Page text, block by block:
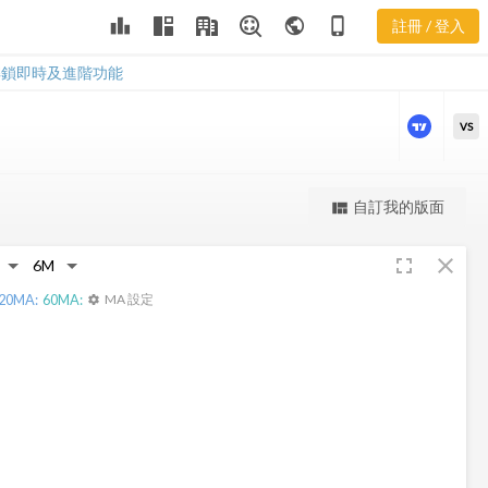
leaderboard public phone_iphone 註冊 / 登入
即時及進階功能
勢
更強大的進階價量圖表
VS
view_quilt 自訂我的版面
fullscreen close
20MA: 60MA: settings MA 設定